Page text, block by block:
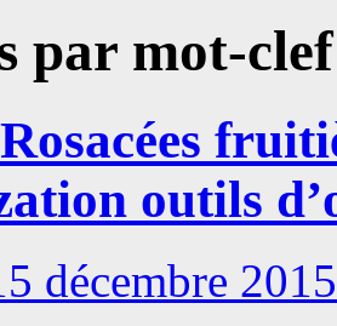
par mot-
outils
décembre 2015